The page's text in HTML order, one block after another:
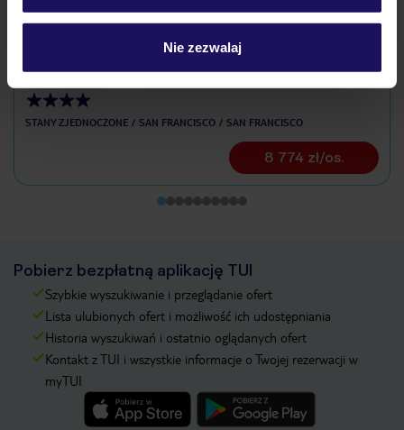
Nie zezwalaj
The Clift Royal Sonesta Hotel San
Francisco
STANY ZJEDNOCZONE SAN FRANCISCO SAN FRANCISCO
8 774 zł/os.
Pobierz bezpłatną aplikację TUI
Szybkie wyszukiwanie i przeglądanie ofert
Lista ulubionych ofert i możliwość ich udostępniania
Historia wyszukiwań i ostatnio oglądanych ofert
Kontakt z TUI i wszystkie informacje o Twojej rezerwacji w
myTUI